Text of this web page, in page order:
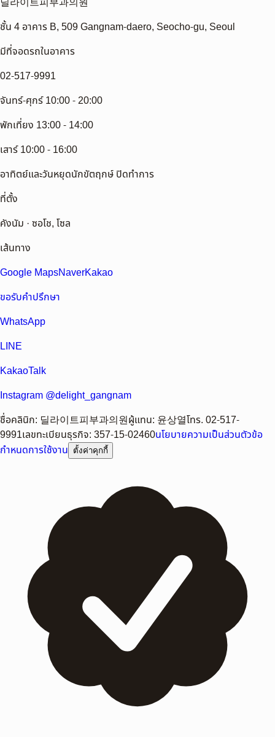
ชั้น 4 อาคาร B, 509 Gangnam-daero, Seocho-gu, Seoul
มีที่จอดรถในอาคาร
02-517-9991
จันทร์-ศุกร์ 10:00 - 20:00
พักเที่ยง 13:00 - 14:00
เสาร์ 10:00 - 16:00
อาทิตย์และวันหยุดนักขัตฤกษ์ ปิดทำการ
ที่ตั้ง
คังนัม · ซอโช, โซล
เส้นทาง
Google MapsNaverKakao
ขอรับคำปรึกษา
WhatsApp
LINE
KakaoTalk
Instagram @delight_gangnam
ชื่อคลินิก: 딜라이트피부과의원ผู้แทน: 윤상열โทร. 02-517-
9991เลขทะเบียนธุรกิจ: 357-15-02460นโยบายความเป็นส่วนตัวข้อ
กำหนดการใช้งาน
ตั้งค่าคุกกี้